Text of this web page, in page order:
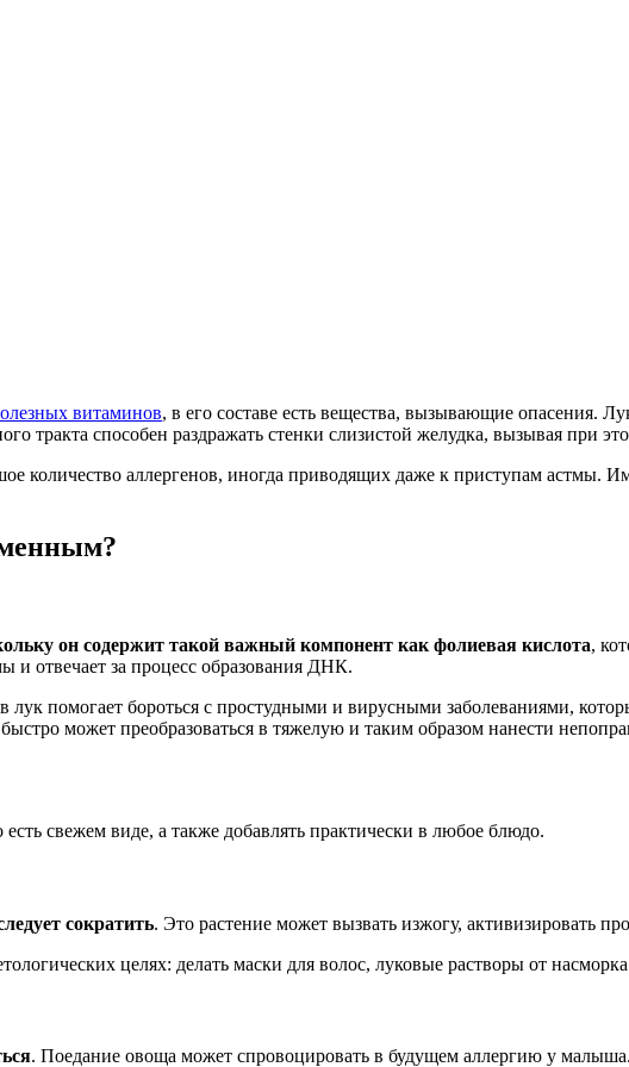
витаминов, в его составе есть вещества, вызывающие опасения.
тракта способен раздражать стенки слизистой желудка, вызывая при
количество аллергенов, иногда приводящих даже к приступам астмы.
он содержит такой важный компонент как фолиевая кислота,
и отвечает за процесс образования ДНК.
помогает бороться с простудными и вирусными заболеваниями,
может преобразоваться в тяжелую и таким образом нанести
свежем виде, а также добавлять практически в любое блюдо.
сократить. Это растение может вызвать изжогу, активизировать
целях: делать маски для волос, луковые растворы от
. Поедание овоща может спровоцировать в будущем аллергию у